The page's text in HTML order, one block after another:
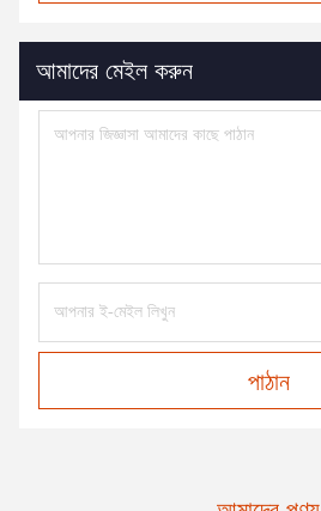
আমাদের মেইল করুন
পাঠান